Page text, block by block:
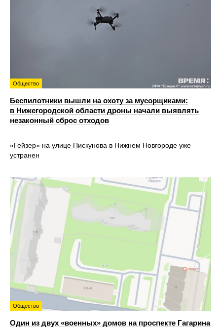
Общество
Беспилотники вышли на охоту за мусорщиками:
в Нижегородской области дроны начали выявлять
незаконный сброс отходов
«Гейзер» на улице Пискунова в Нижнем Новгороде уже
устранен
Общество
Один из двух «военных» домов на проспекте Гагарина